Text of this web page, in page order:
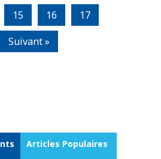
15 16
17
Suivant »
Articles Populaires